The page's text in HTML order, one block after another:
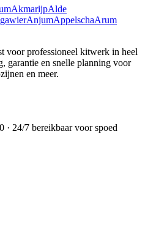
AkmarijpAlde
AnjumAppelschaArum
voor professioneel kitwerk in heel
garantie en snelle planning voor
en meer.
· 24/7 bereikbaar voor spoed